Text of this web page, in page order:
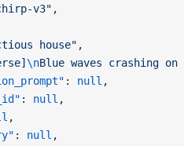
v3" ,
house" ,
\nBlue waves crashing
: null ,
: null ,
,
: null ,